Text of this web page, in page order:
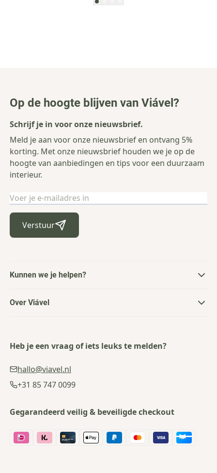
Op de hoogte blijven van Viável?
Schrijf je in voor onze nieuwsbrief.
Meld je aan voor onze nieuwsbrief en ontvang 5%
korting. Met onze nieuwsbrief houden we je op de
hoogte van aanbiedingen en tips voor een duurzaam
interieur.
E-mailadres
Verstuur
Kunnen we je helpen?
Over Viável
Heb je een vraag of iets leuks te melden?
hallo@viavel.nl
+31 85 747 0099
Gegarandeerd veilig & beveiligde checkout